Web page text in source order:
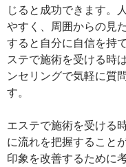
じると成功できます。
やすく、周囲からの見
すると自分に自信を持
ステで施術を受ける時
ンセリングで気軽に質
す。
エステで施術を受ける
に流れを把握すること
印象を改善するために